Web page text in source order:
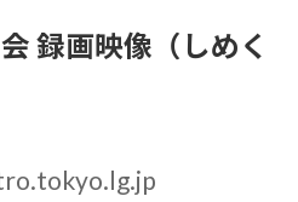
録画映像（しめく